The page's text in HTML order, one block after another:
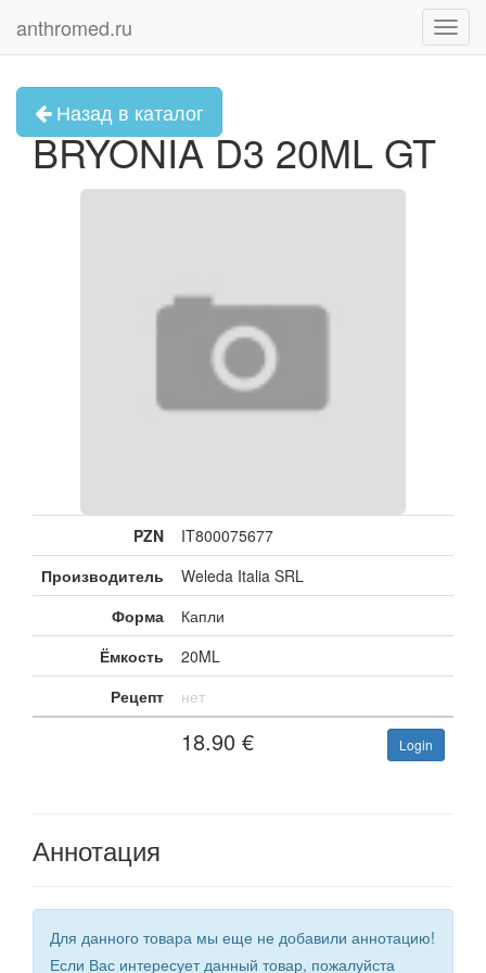
anthromed.ru
Назад в каталог
BRYONIA D3 20ML GT
PZN
IT800075677
Производитель
Weleda Italia SRL
Форма
Капли
Ёмкость
20ML
Рецепт
нет
18.90 € Login
Аннотация
Для данного товара мы еще не добавили аннотацию!
Если Вас интересует данный товар, пожалуйста